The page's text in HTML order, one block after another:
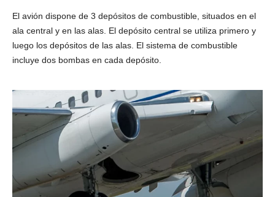
El avión dispone de 3 depósitos de combustible, situados en el
ala central y en las alas. El depósito central se utiliza primero y
luego los depósitos de las alas. El sistema de combustible
incluye dos bombas en cada depósito.